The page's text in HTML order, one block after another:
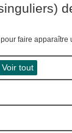
faire apparaître
Voir tout